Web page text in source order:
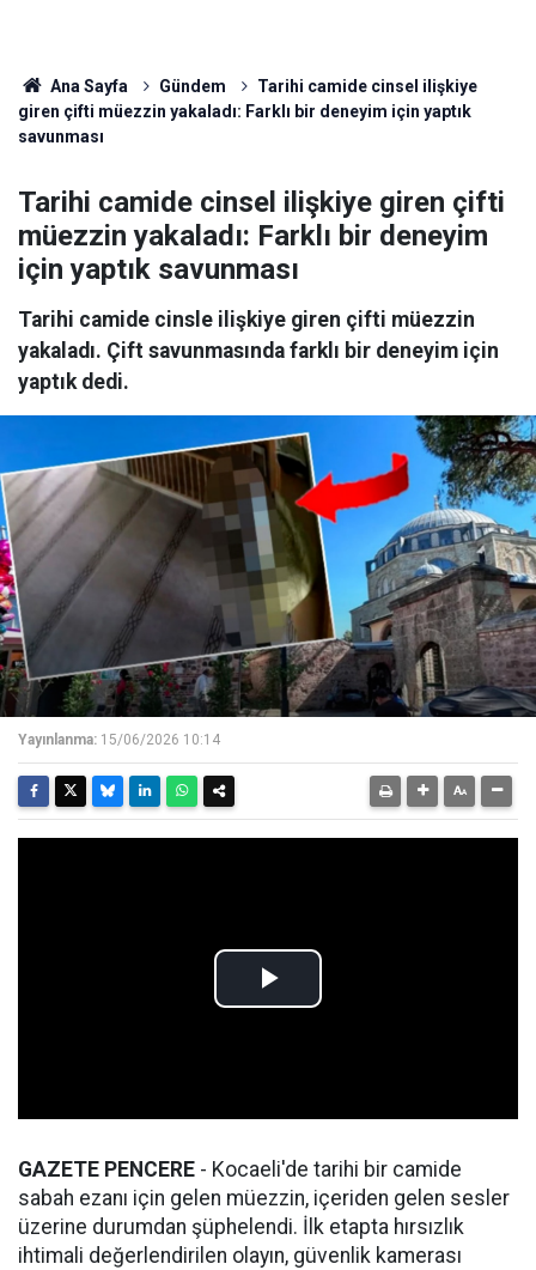
Ana Sayfa Gündem
Tarihi camide cinsel ilişkiye
giren çifti müezzin yakaladı: Farklı bir deneyim için yaptık
savunması
Tarihi camide cinsel ilişkiye giren çifti
müezzin yakaladı: Farklı bir deneyim
için yaptık savunması
Tarihi camide cinsle ilişkiye giren çifti müezzin
yakaladı. Çift savunmasında farklı bir deneyim için
yaptık dedi.
Yayınlanma: 15/06/2026 10:14
GAZETE PENCERE - Kocaeli'de tarihi bir camide
sabah ezanı için gelen müezzin, içeriden gelen sesler
üzerine durumdan şüphelendi. İlk etapta hırsızlık
ihtimali değerlendirilen olayın, güvenlik kamerası